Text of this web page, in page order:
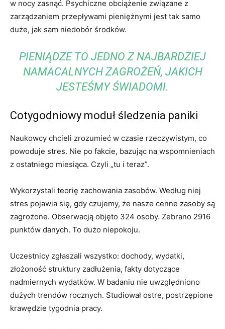
w nocy zasnąć. Psychiczne obciążenie związane z
zarządzaniem przepływami pieniężnymi jest tak samo
duże, jak sam niedobór środków.
PIENIĄDZE TO JEDNO Z NAJBARDZIEJ
NAMACALNYCH ZAGROŻEŃ, JAKICH
JESTEŚMY ŚWIADOMI.
Cotygodniowy moduł śledzenia paniki
Naukowcy chcieli zrozumieć w czasie rzeczywistym, co
powoduje stres. Nie po fakcie, bazując na wspomnieniach
z ostatniego miesiąca. Czyli „tu i teraz”.
Wykorzystali teorię zachowania zasobów. Według niej
stres pojawia się, gdy czujemy, że nasze cenne zasoby są
zagrożone. Obserwacją objęto 324 osoby. Zebrano 2916
punktów danych. To dużo niepokoju.
Uczestnicy zgłaszali wszystko: dochody, wydatki,
złożoność struktury zadłużenia, fakty dotyczące
nadmiernych wydatków. W badaniu nie uwzględniono
dużych trendów rocznych. Studiował ostre, postrzępione
krawędzie tygodnia pracy.